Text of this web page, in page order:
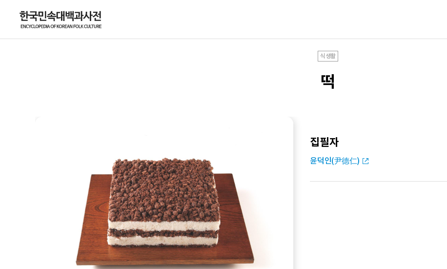
식생활
떡
집필자
윤덕인(尹德仁)